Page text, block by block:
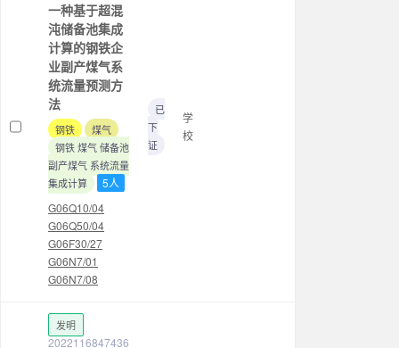
一种基于超混
沌储备池集成
计算的钢铁企
业副产煤气系
统流量预测方
法
钢铁
煤气
钢铁 煤气 储备池
副产煤气 系统流量
集成计算
5人
G06Q10/04
G06Q50/04
G06F30/27
G06N7/01
G06N7/08
已
下
证
学
校
发明
2022116847436